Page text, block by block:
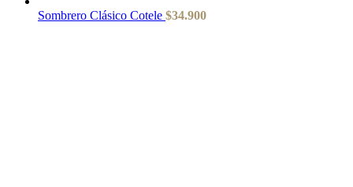
Sombrero Clásico Cotele $34.900